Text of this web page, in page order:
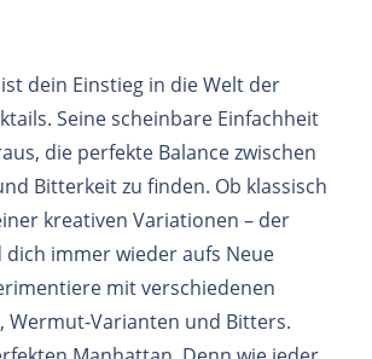
dein Einstieg in die Welt der
Seine scheinbare Einfachheit
die perfekte Balance zwischen
Bitterkeit zu finden. Ob klassisch
kreativen Variationen – der
immer wieder aufs Neue
mit verschiedenen
Wermut-Varianten und Bitters.